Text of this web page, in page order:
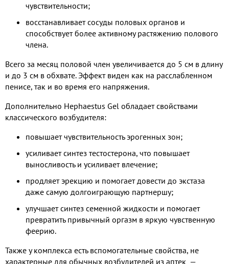
чувствительности;
восстанавливает сосуды половых органов и
способствует более активному растяжению полового
члена.
Всего за месяц половой член увеличивается до 5 см в длину
и до 3 см в обхвате. Эффект виден как на расслабленном
пенисе, так и во время его напряжения.
Дополнительно Hephaestus Gel обладает свойствами
классического возбудителя:
повышает чувствительность эрогенных зон;
усиливает синтез тестостерона, что повышает
выносливость и усиливает влечение;
продляет эрекцию и помогает довести до экстаза
даже самую долгоиграющую партнершу;
улучшает синтез семенной жидкости и помогает
превратить привычный оргазм в яркую чувственную
феерию.
Также у комплекса есть вспомогательные свойства, не
характерные для обычных возбудителей из аптек ​ —